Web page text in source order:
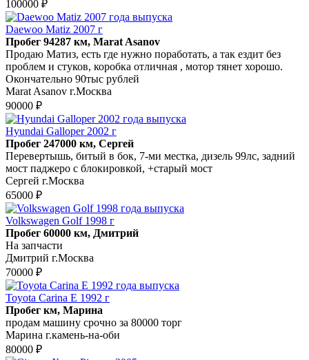
100000 ₽
Daewoo Matiz 2007 г
Пробег 94287 км, Marat Asanov
Продаю Матиз, есть где нужно поработать, а так ездит без
проблем и стуков, коробка отличная , мотор тянет хорошо.
Окончательно 90тыс рублей
Marat Asanov г.Москва
90000 ₽
Hyundai Galloper 2002 г
Пробег 247000 км, Сергей
Перевертышь, битый в бок, 7-ми местка, дизель 99лс, задний
мост паджеро с блокировкой, +старый мост
Сергей г.Москва
65000 ₽
Volkswagen Golf 1998 г
Пробег 60000 км, Дмитрий
На запчасти
Дмитрий г.Москва
70000 ₽
Toyota Carina E 1992 г
Пробег км, Марина
продам машину срочно за 80000 торг
Марина г.камень-на-оби
80000 ₽